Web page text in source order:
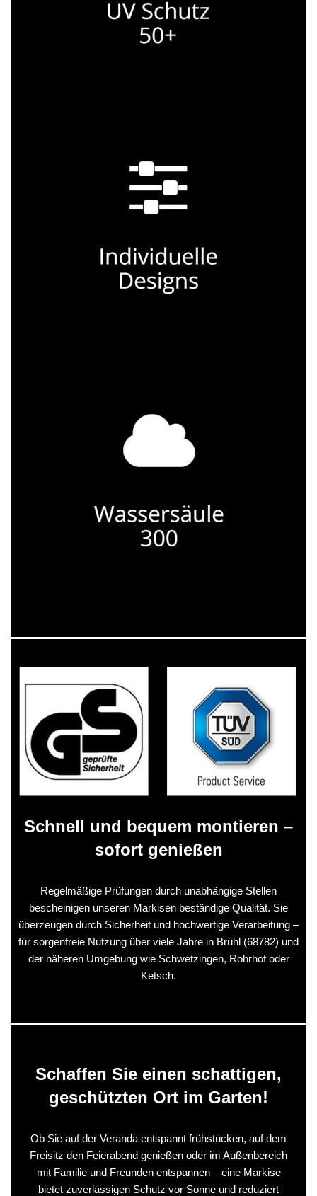
Schnell und bequem montieren –
sofort genießen
Regelmäßige Prüfungen durch unabhängige Stellen
bescheinigen unseren Markisen beständige Qualität. Sie
überzeugen durch Sicherheit und hochwertige Verarbeitung –
für sorgenfreie Nutzung über viele Jahre in Brühl (68782) und
der näheren Umgebung wie Schwetzingen, Rohrhof oder
Ketsch.
Schaffen Sie einen schattigen,
geschützten Ort im Garten!
Ob Sie auf der Veranda entspannt frühstücken, auf dem
Freisitz den Feierabend genießen oder im Außenbereich
mit Familie und Freunden entspannen – eine Markise
bietet zuverlässigen Schutz vor Sonne und reduziert